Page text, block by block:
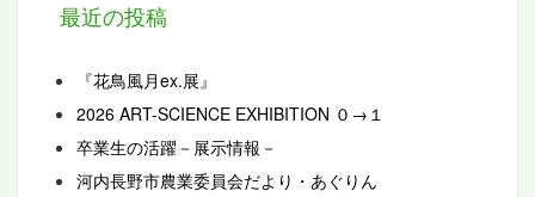
最近の投稿
『花鳥風月ex.展』
2026 ART-SCIENCE EXHIBITION ０→１
卒業生の活躍－展示情報－
河内長野市農業委員会だより・あぐりん